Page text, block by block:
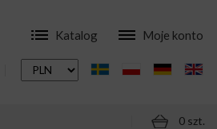
Katalog Moje konto
0 szt.